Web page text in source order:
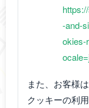
-and-
okies-
また、お客様
クッキーの利